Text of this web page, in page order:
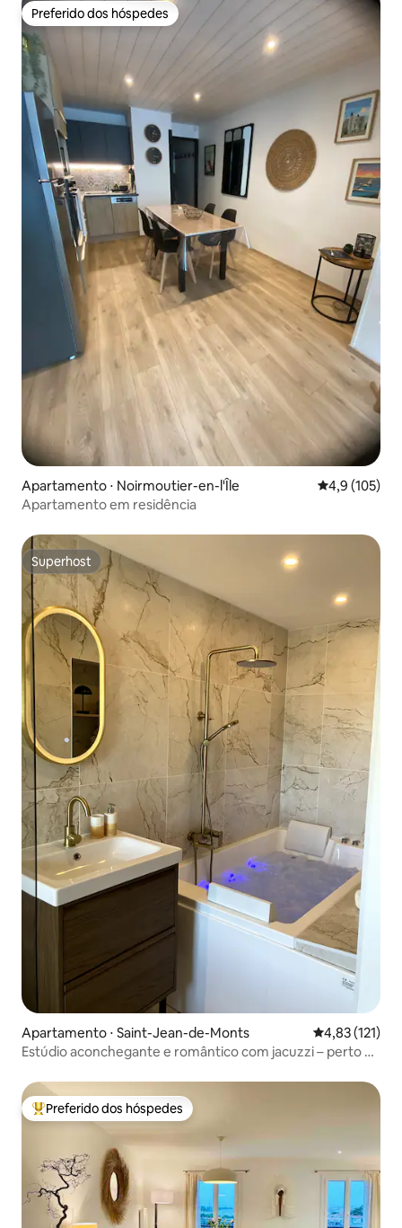
Preferido dos hóspedes
Preferido dos hóspedes
Apartamento ⋅ Noirmoutier-en-l'Île 4,9 de uma
4,9 (105)
Apartamento em residência
Superhost
Superhost
Apartamento ⋅ Saint-Jean-de-Monts 4,83 de uma
4,83 (121)
Estúdio aconchegante e romântico com jacuzzi – perto do
Entre os melhores preferidos dos hóspedes
Preferido dos hóspedes